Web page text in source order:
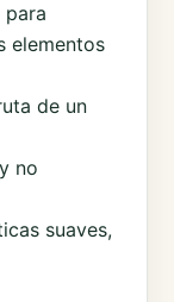
elementos
de un
no
suaves,